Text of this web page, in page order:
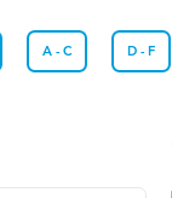
A - C D - F